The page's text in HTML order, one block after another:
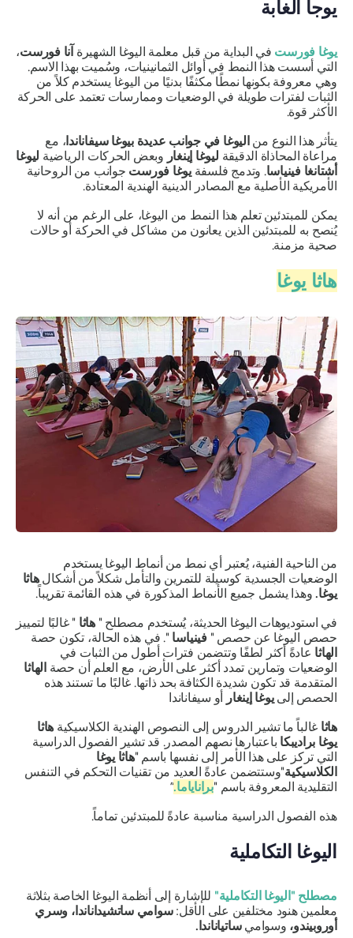
يوجا الغابة
يوغا فورستفي البداية من قبل معلمة اليوغا الشهيرةآنا فورست،
التي أسست هذا النمط في أوائل الثمانينيات، وسُميت بهذا الاسم.
وهي معروفة بكونها نمطًا مكثفًا بدنيًا من اليوغا يستخدم كلاً من
الثبات لفترات طويلة في الوضعيات وممارسات تعتمد على الحركة
الأكثر قوة.
يتأثر هذا النوع مناليوغا في جوانب عديدة بيوغا سيفاناندا، مع
مراعاة المحاذاة الدقيقةليوغا إينغاروبعض الحركات الرياضيةليوغا
أشتانغا فينياسا. وتدمج فلسفةيوغا فورستجوانب من الروحانية
الأمريكية الأصلية مع المصادر الدينية الهندية المعتادة.
يمكن للمبتدئين تعلم هذا النمط من اليوغا، على الرغم من أنه لا
يُنصح به للمبتدئين الذين يعانون من مشاكل في الحركة أو حالات
صحية مزمنة.
هاثا يوغا
من الناحية الفنية، يُعتبر أي نمط من أنماط اليوغا يستخدم
الوضعيات الجسدية كوسيلة للتمرين والتأمل شكلاً من أشكال هاثا
يوغا.وهذا يشمل جميع الأنماط المذكورة في هذه القائمة تقريباً.
في استوديوهات اليوغا الحديثة، يُستخدم مصطلح " هاثا" غالبًا لتمييز
حصص اليوغا عن حصص " فينياسا". في هذه الحالة، تكون حصة
الهاثاعادةً أكثر لطفًا وتتضمن فترات أطول من الثبات في
الوضعيات وتمارين تمدد أكثر على الأرض، مع العلم أن حصةالهاثا
المتقدمة قد تكون شديدة الكثافة بحد ذاتها. غالبًا ما تستند هذه
الحصص إلى يوغاإينغارأو سيفاناندا
هاثاغالباً ما تشير الدروس إلى النصوص الهندية الكلاسيكيةهاثا
يوغا براديبكاباعتبارها نصهم المصدر. قد تشير الفصول الدراسية
التي تركز على هذا الأمر إلى نفسها باسم "هاثا يوغا
الكلاسيكية"وستتضمن عادةً العديد من تقنيات التحكم في التنفس
التقليدية المعروفة باسم " براناياما.
”
هذه الفصول الدراسية مناسبة عادةً للمبتدئين تماماً.
اليوغا التكاملية
مصطلح "اليوغا التكاملية"للإشارة إلى أنظمة اليوغا الخاصة بثلاثة
معلمين هنود مختلفين على الأقل:سوامي ساتشيداناندا، وسري
أوروبيندو،وسوامي ساتياناندا.